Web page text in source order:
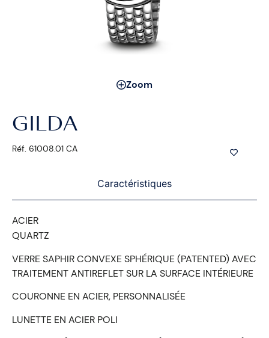
Zoom
GILDA
Réf. 61008.01 CA
Caractéristiques
ACIER
QUARTZ
VERRE SAPHIR CONVEXE SPHÉRIQUE (PATENTED) AVEC
TRAITEMENT ANTIREFLET SUR LA SURFACE INTÉRIEURE
COURONNE EN ACIER, PERSONNALISÉE
LUNETTE EN ACIER POLI